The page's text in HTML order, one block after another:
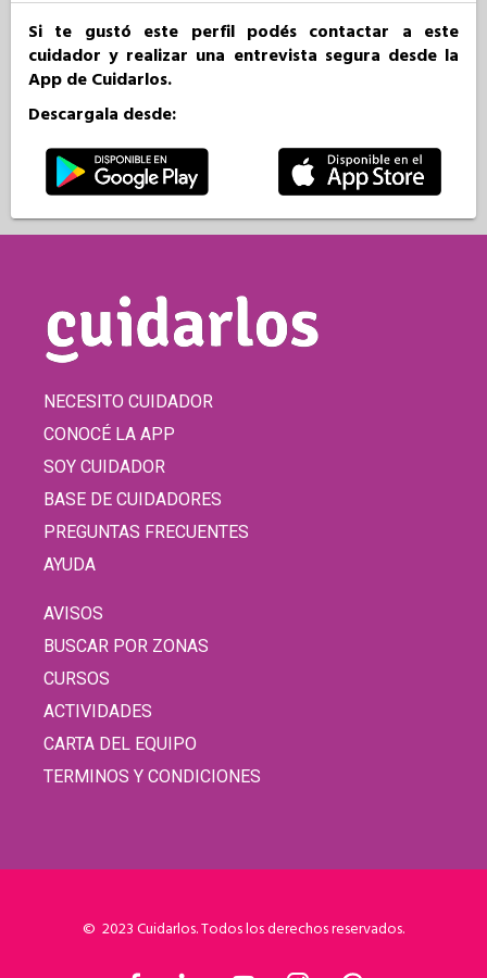
Si te gustó este perfil podés contactar a este
cuidador y realizar una entrevista segura desde la
App de Cuidarlos.
Descargala desde:
NECESITO CUIDADOR
CONOCÉ LA APP
SOY CUIDADOR
BASE DE CUIDADORES
PREGUNTAS FRECUENTES
AYUDA
AVISOS
BUSCAR POR ZONAS
CURSOS
ACTIVIDADES
CARTA DEL EQUIPO
TERMINOS Y CONDICIONES
© 2023 Cuidarlos. Todos los derechos reservados.